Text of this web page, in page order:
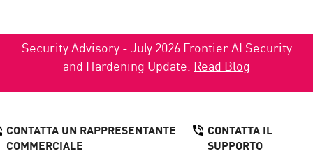
Security Advisory - July 2026 Frontier AI Security
and Hardening Update. Read Blog
CONTATTA UN RAPPRESENTANTE
COMMERCIALE
CONTATTA IL
SUPPORTO